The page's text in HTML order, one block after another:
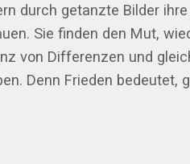
durch getanzte Bilder
Sie finden den Mut,
von Differenzen und
Denn Frieden bedeutet,